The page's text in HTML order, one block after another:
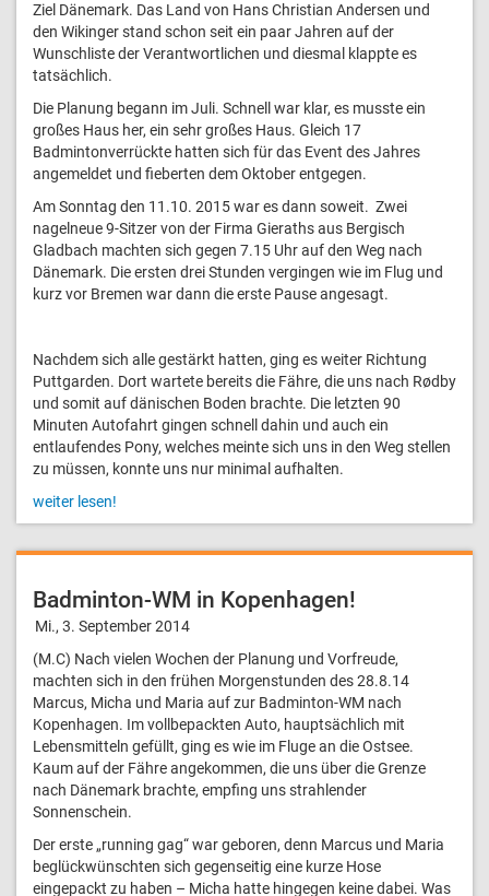
Ziel Dänemark. Das Land von Hans Christian Andersen und
den Wikinger stand schon seit ein paar Jahren auf der
Wunschliste der Verantwortlichen und diesmal klappte es
tatsächlich.
Die Planung begann im Juli. Schnell war klar, es musste ein
großes Haus her, ein sehr großes Haus. Gleich 17
Badmintonverrückte hatten sich für das Event des Jahres
angemeldet und fieberten dem Oktober entgegen.
Am Sonntag den 11.10. 2015 war es dann soweit. Zwei
nagelneue 9-Sitzer von der Firma Gieraths aus Bergisch
Gladbach machten sich gegen 7.15 Uhr auf den Weg nach
Dänemark. Die ersten drei Stunden vergingen wie im Flug und
kurz vor Bremen war dann die erste Pause angesagt.
Nachdem sich alle gestärkt hatten, ging es weiter Richtung
Puttgarden. Dort wartete bereits die Fähre, die uns nach Rødby
und somit auf dänischen Boden brachte. Die letzten 90
Minuten Autofahrt gingen schnell dahin und auch ein
entlaufendes Pony, welches meinte sich uns in den Weg stellen
zu müssen, konnte uns nur minimal aufhalten.
weiter lesen!
Badminton-WM in Kopenhagen!
Mi., 3. September 2014
(M.C) Nach vielen Wochen der Planung und Vorfreude,
machten sich in den frühen Morgenstunden des 28.8.14
Marcus, Micha und Maria auf zur Badminton-WM nach
Kopenhagen. Im vollbepackten Auto, hauptsächlich mit
Lebensmitteln gefüllt, ging es wie im Fluge an die Ostsee.
Kaum auf der Fähre angekommen, die uns über die Grenze
nach Dänemark brachte, empfing uns strahlender
Sonnenschein.
Der erste „running gag“ war geboren, denn Marcus und Maria
beglückwünschten sich gegenseitig eine kurze Hose
eingepackt zu haben – Micha hatte hingegen keine dabei. Was